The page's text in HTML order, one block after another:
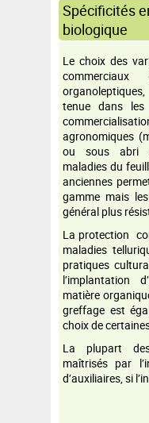
Spécificités
biologique
Le choix des
tenue dans
agronomiques
ou sous abri ;
maladies du
anciennes
gamme mais
général plus
La protection
maladies
pratiques
l’implantation
matière
greffage est
choix de
La plupart
maîtrisés par
d’auxiliaires, si